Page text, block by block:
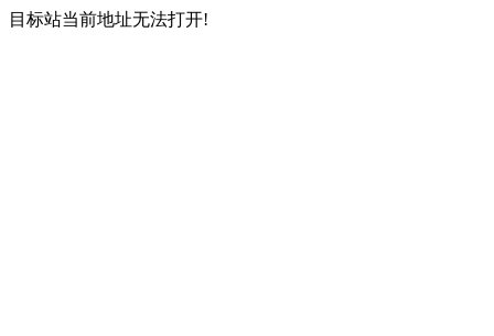
目标站当前地址无法打开!